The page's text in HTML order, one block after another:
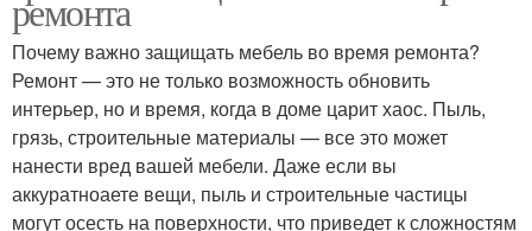
ремонта
Почему важно защищать мебель во время ремонта?
Ремонт — это не только возможность обновить
интерьер, но и время, когда в доме царит хаос. Пыль,
грязь, строительные материалы — все это может
нанести вред вашей мебели. Даже если вы
аккуратноаете вещи, пыль и строительные частицы
могут осесть на поверхности, что приведет к сложностям